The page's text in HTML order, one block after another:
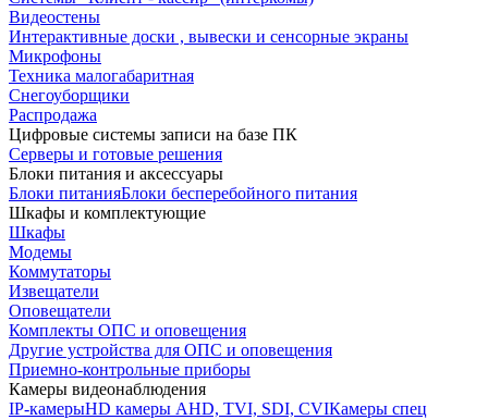
Видеостены
Интерактивные доски , вывески и сенсорные экраны
Микрофоны
Техника малогабаритная
Снегоуборщики
Распродажа
Цифровые системы записи на базе ПК
Серверы и готовые решения
Блоки питания и аксессуары
Блоки питанияБлоки бесперебойного питания
Шкафы и комплектующие
Шкафы
Модемы
Коммутаторы
Извещатели
Оповещатели
Комплекты ОПС и оповещения
Другие устройства для ОПС и оповещения
Приемно-контрольные приборы
Камеры видеонаблюдения
IP-камерыHD камеры AHD, TVI, SDI, CVIКамеры спец